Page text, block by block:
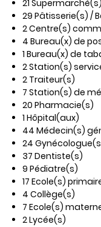
21 Supermarché(s)
29 Pâtisserie(s) /
2 Centre(s)
4 Bureau(x) de
1 Bureau(x) de
2 Station(s)
2 Traiteur(s)
7 Station(s) de
20 Pharmacie(s)
1 Hôpital(aux)
44 Médecin(s)
24
37 Dentiste(s)
9 Pédiatre(s)
17 Ecole(s)
4 Collège(s)
7 Ecole(s)
2 Lycée(s)